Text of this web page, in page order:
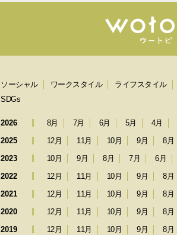
ソーシャル ワークスタイル ライフスタイル
SDGs
2026 8月 7月 6月 5月 4月
2025
12月 11月 10月 9月 8月
2023
10月 9月 8月 7月 6月
2022
12月 11月 10月 9月 8月
2021
12月 11月 10月 9月 8月
2020
12月 11月 10月 9月 8月
2019
12月 11月 10月 9月 8月